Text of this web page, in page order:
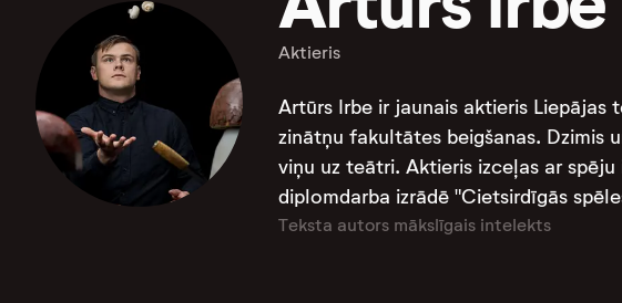
Aktieris
Artūrs Irbe ir jaunais aktieris Liepājas
zinātņu fakultātes beigšanas. Dzimis
viņu uz teātri. Aktieris izceļas ar
diplomdarba izrādē "Cietsirdīgās
Teksta autors mākslīgais intelekts